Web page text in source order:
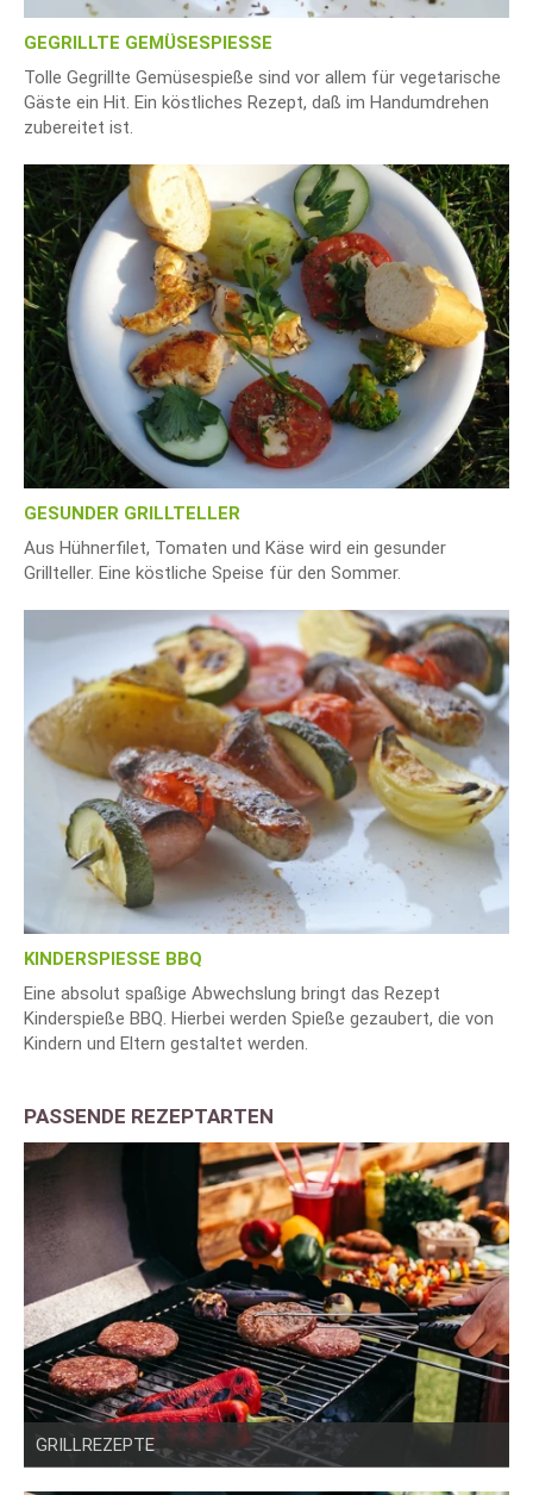
GEGRILLTE GEMÜSESPIESSE
Tolle Gegrillte Gemüsespieße sind vor allem für vegetarische
Gäste ein Hit. Ein köstliches Rezept, daß im Handumdrehen
zubereitet ist.
GESUNDER GRILLTELLER
Aus Hühnerfilet, Tomaten und Käse wird ein gesunder
Grillteller. Eine köstliche Speise für den Sommer.
KINDERSPIESSE BBQ
Eine absolut spaßige Abwechslung bringt das Rezept
Kinderspieße BBQ. Hierbei werden Spieße gezaubert, die von
Kindern und Eltern gestaltet werden.
PASSENDE REZEPTARTEN
GRILLREZEPTE